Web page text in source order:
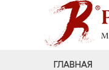
ГЛАВНАЯ